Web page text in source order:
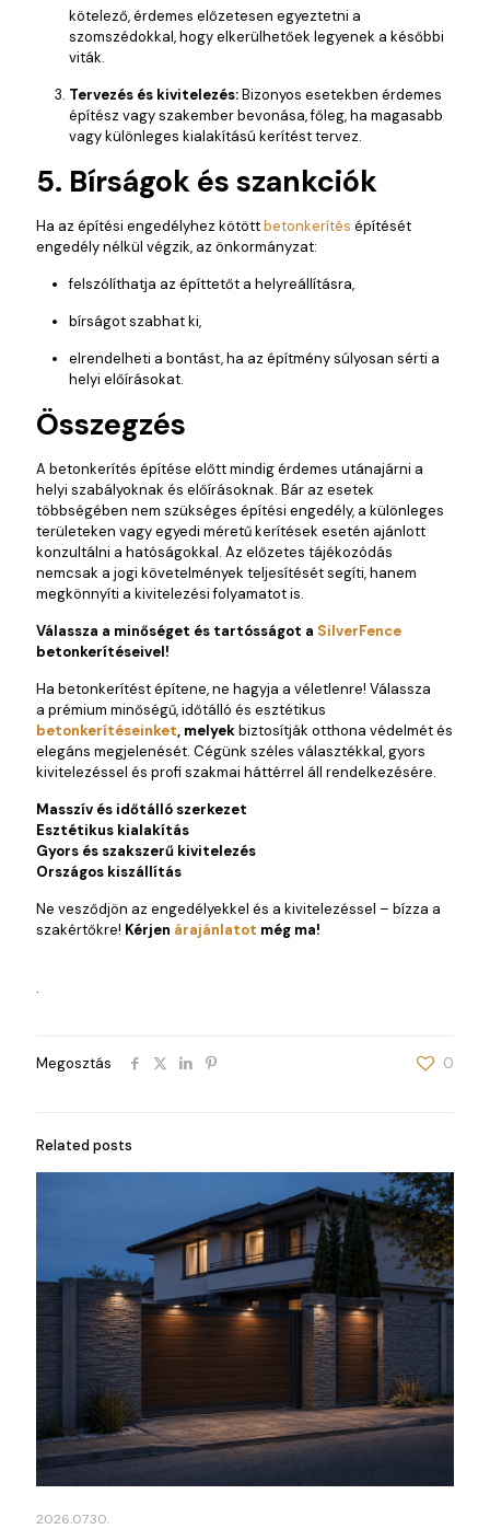
kötelező, érdemes előzetesen egyeztetni a
szomszédokkal, hogy elkerülhetőek legyenek a későbbi
viták.
Tervezés és kivitelezés:Bizonyos esetekben érdemes
építész vagy szakember bevonása, főleg, ha magasabb
vagy különleges kialakítású kerítést tervez.
5. Bírságok és szankciók
Ha az építési engedélyhez kötöttbetonkerítés építését
engedély nélkül végzik, az önkormányzat:
felszólíthatja az építtetőt a helyreállításra,
bírságot szabhat ki,
elrendelheti a bontást, ha az építmény súlyosan sérti a
helyi előírásokat.
Összegzés
A betonkerítés építése előtt mindig érdemes utánajárni a
helyi szabályoknak és előírásoknak. Bár az esetek
többségében nem szükséges építési engedély, a különleges
területeken vagy egyedi méretű kerítések esetén ajánlott
konzultálni a hatóságokkal. Az előzetes tájékozódás
nemcsak a jogi követelmények teljesítését segíti, hanem
megkönnyíti a kivitelezési folyamatot is.
Válassza a minőséget és tartósságot a SilverFence
betonkerítéseivel!
Ha betonkerítést építene, ne hagyja a véletlenre! Válassza
a prémium minőségű, időtálló és esztétikus
betonkerítéseinket, melyekbiztosítják otthona védelmét és
elegáns megjelenését. Cégünk széles választékkal, gyors
kivitelezéssel és profi szakmai háttérrel áll rendelkezésére.
Masszív és időtálló szerkezet
Esztétikus kialakítás
Gyors és szakszerű kivitelezés
Országos kiszállítás
Ne vesződjön az engedélyekkel és a kivitelezéssel – bízza a
szakértőkre! Kérjen árajánlatot még ma!
.
Megosztás 0
Related posts
2026.07.30.